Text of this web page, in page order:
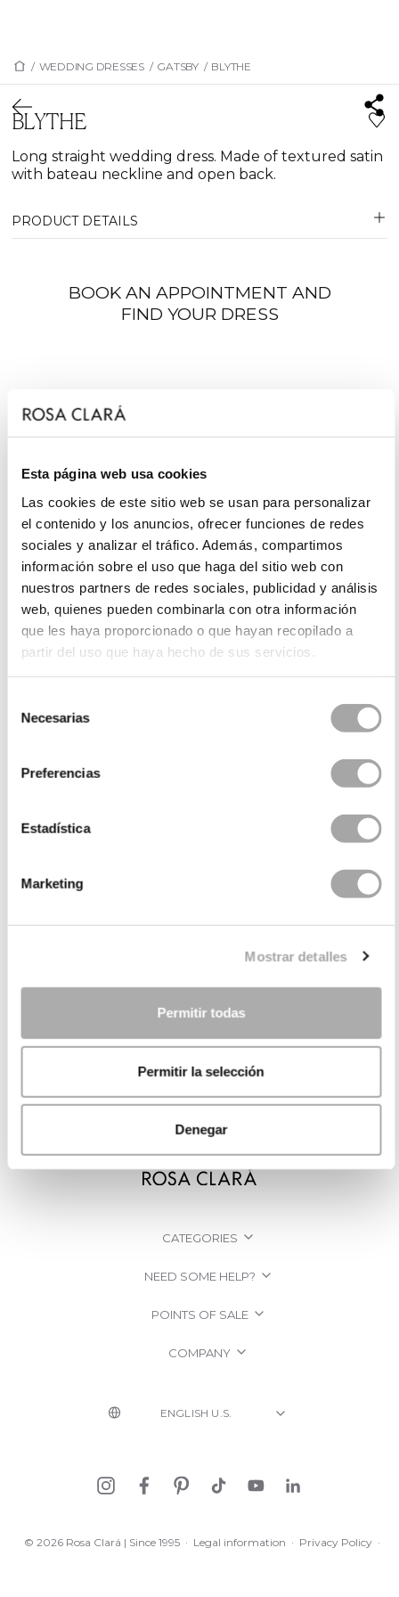
Esta página web usa cookies
Las cookies de este sitio web se usan para personalizar
el contenido y los anuncios, ofrecer funciones de redes
sociales y analizar el tráfico. Además, compartimos
información sobre el uso que haga del sitio web con
nuestros partners de redes sociales, publicidad y análisis
web, quienes pueden combinarla con otra información
que les haya proporcionado o que hayan recopilado a
partir del uso que haya hecho de sus servicios.
Necesarias
Preferencias
Estadística
Marketing
Mostrar detalles
Permitir todas
Permitir la selección
Denegar
/ WEDDING DRESSES / GATSBY / BLYTHE
BLYTHE
Long straight wedding dress. Made of textured satin
with bateau neckline and open back.
PRODUCT DETAILS
BOOK AN APPOINTMENT AND
FIND YOUR DRESS
CATEGORIES
NEED SOME HELP?
POINTS OF SALE
COMPANY
© 2026 Rosa Clará | Since 1995 · Legal information · Privacy Policy ·